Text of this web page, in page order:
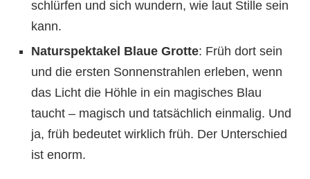
schlürfen und sich wundern, wie laut Stille sein
kann.
Naturspektakel Blaue Grotte: Früh dort sein
und die ersten Sonnenstrahlen erleben, wenn
das Licht die Höhle in ein magisches Blau
taucht – magisch und tatsächlich einmalig. Und
ja, früh bedeutet wirklich früh. Der Unterschied
ist enorm.